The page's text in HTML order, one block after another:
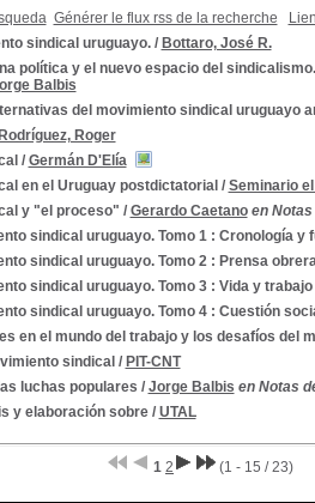
Générer le flux rss de la recherche
sindical uruguayo./ Bottaro, José R.
política y el nuevo espacio del
Balbis
del movimiento sindical uruguayo
Rodríguez, Roger
/ Germán D'Elía
en el Uruguay postdictatorial / Seminario
y "el proceso" / Gerardo Caetano en Notas
sindical uruguayo. Tomo 1 : Cronología y
sindical uruguayo. Tomo 2 : Prensa
sindical uruguayo. Tomo 3 : Vida y
sindical uruguayo. Tomo 4 : Cuestión
en el mundo del trabajo y los desafíos del
sindical / PIT-CNT
luchas populares / Jorge Balbis en Notas
y elaboración sobre/ UTAL
1 2 (1 - 15 / 23)